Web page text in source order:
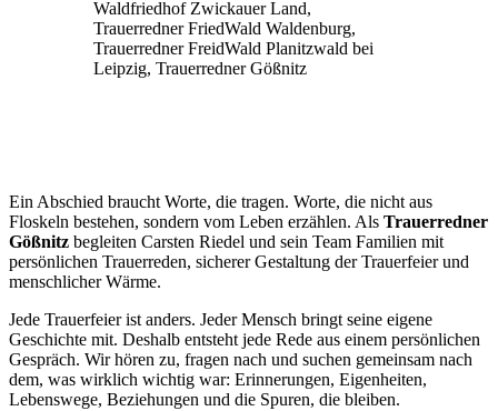
Ein Abschied braucht Worte, die tragen. Worte, die nicht aus
Floskeln bestehen, sondern vom Leben erzählen. Als Trauerredner
Gößnitz begleiten Carsten Riedel und sein Team Familien mit
persönlichen Trauerreden, sicherer Gestaltung der Trauerfeier und
menschlicher Wärme.
Jede Trauerfeier ist anders. Jeder Mensch bringt seine eigene
Geschichte mit. Deshalb entsteht jede Rede aus einem persönlichen
Gespräch. Wir hören zu, fragen nach und suchen gemeinsam nach
dem, was wirklich wichtig war: Erinnerungen, Eigenheiten,
Lebenswege, Beziehungen und die Spuren, die bleiben.